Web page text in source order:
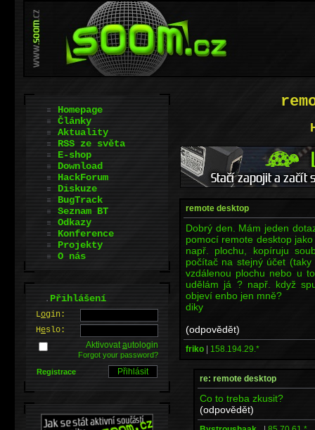
remote desktop
Dobrý den. Mám jeden
pomocí remote desktop
např. plochu, kopíruju
počítač na stejný účet
vzdálenou plochu nebo u
udělám já ? např. když
objeví enbo jen mně?
diky
(odpovědět)
friko | 158.194.29.*
re: remote desktop
Co to treba zkusit?
(odpovědět)
Homepage
Články
Aktuality
RSS ze světa
E-shop
Download
HackForum
Diskuze
BugTrack
Seznam BT
Odkazy
Konference
Projekty
O nás
.Přihlášení
Login:
Heslo:
Aktivovatautologin
Forgot your password?
Registrace